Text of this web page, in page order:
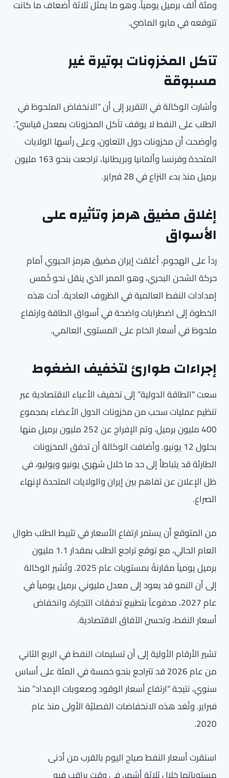
ومئة ألف برميل يومياً، وهو ما يمثل ثلاثة أضعاف ما كانت
تتوقعه في مايو الماضي.
تآكل المخزونات بوتيرة غير
مسبوقة
وأشارت الوكالة في التقرير إلى أن “الانخفاض الملحوظ في
الطلب على النفط لا يوقف تآكل المخزونات بمعدل قياسي”.
وأوضحت أن مخزونات دول التعاون، وعلى رأسها الولايات
المتحدة وفرنسا وألمانيا وبريطانيا، تراجعت بنحو 163 مليون
برميل منذ بدء النزاع في 28 فبراير.
إغلاق مضيق هرمز وتأثيره على
الأسواق
رداً على الهجوم، أغلقت إيران مضيق هرمز الحيوي أمام
حركة الشحن البحري، وهو الممر الذي ينقل نحو خُمس
إمدادات النفط العالمية في الظروف العادية. أدت هذه
الخطوة إلى اضطرابات واضحة في أسواق الطاقة وارتفاع
ملحوظ في أسعار الخام على المستوى العالمي.
إجراءات طوارئ لتخفيف الضغوط
سعت “الطاقة الدولية” إلى تخفيف الأعباء الاقتصادية عبر
تنظيم عمليات سحب من مخزونات الدول الأعضاء بمجموع
400 مليون برميل، وتم الإفراج عن 252 مليون برميل منها
بحلول 12 يونيو. وأضافت الوكالة أن تدفق المخزونات
الطارئة قد يتباطأ إلى حد ما خلال شهري يونيو ويوليو، في
ظل الإعلان عن تفاهم بين إيران والولايات المتحدة لإنهاء
الصراع.
من المتوقع أن يستمر ارتفاع الأسعار في تثبيط الطلب طوال
العام الحالي، مع توقع تراجع الطلب بمقدار 1.1 مليون
برميل يومياً مقارنةً بمستويات عام 2025. وتُشير الوكالة
إلى أن النمو قد يعود إلى معدل مليوني برميل يومياً في
عام 2027، مدفوعاً بتطبيع تدفقات التجارة، وانخفاض
أسعار النفط، وتحسن الآفاق الاقتصادية.
تشير الأرقام الأولية إلى أن تسليمات النفط في الربع الثاني
من عام 2026 قد تتراجع بنحو خمسة في المئة على أساس
سنوي، نتيجة “ارتفاع أسعار الوقود وصعوبات الإمداد” منذ
فبراير. وتُعَد هذه الانخفاضات الفصليّة الأولى منذ عام
2020.
استقرت أسعار النفط صباح اليوم بالقرب من أدنى